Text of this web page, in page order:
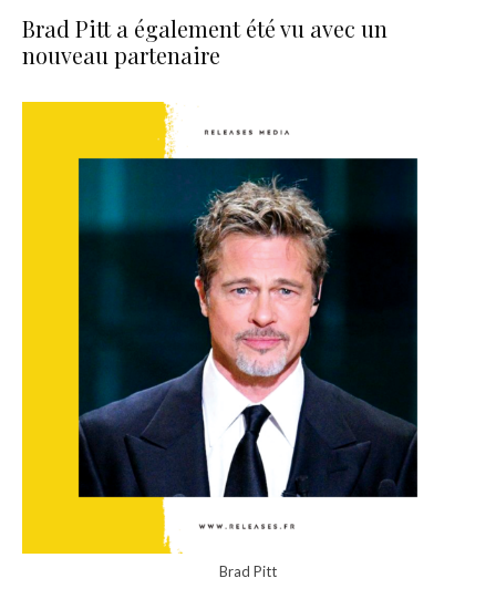
Brad Pitt a également été vu avec un
nouveau partenaire
Brad Pitt